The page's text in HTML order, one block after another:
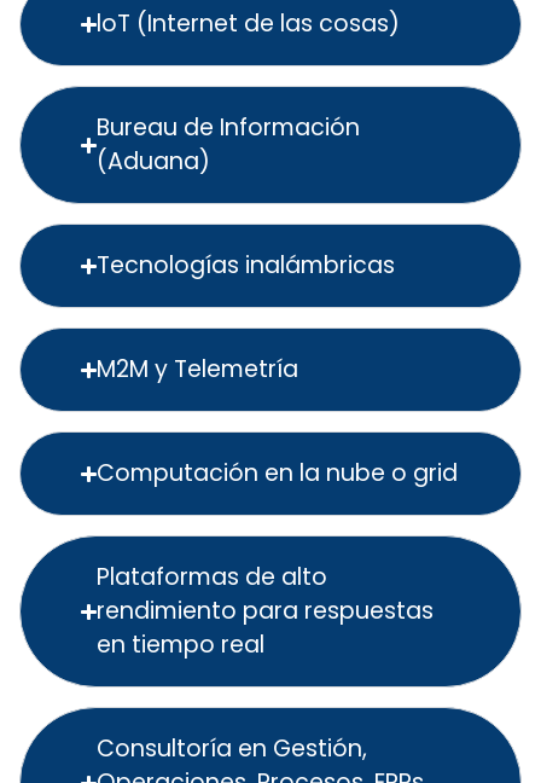
loT (Internet de las cosas)
Bureau de Información
(Aduana)
Tecnologías inalámbricas
M2M y Telemetría
Computación en la nube o grid
Plataformas de alto
rendimiento para respuestas
en tiempo real
Consultoría en Gestión,